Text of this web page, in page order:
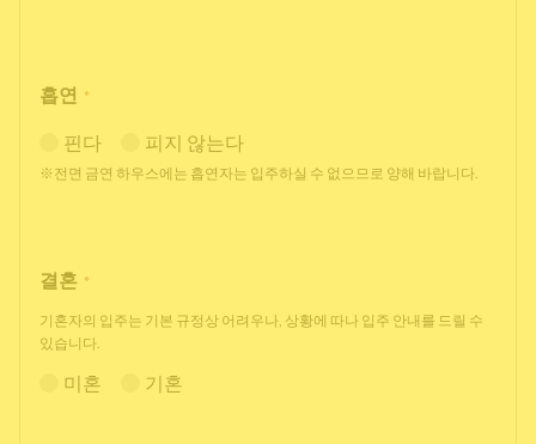
흡연 *
핀다 피지 않는다
※전면 금연 하우스에는 흡연자는 입주하실 수 없으므로 양해 바랍니다.
결혼 *
기혼자의 입주는 기본 규정상 어려우나, 상황에 따나 입주 안내를 드릴 수
있습니다.
미혼 기혼